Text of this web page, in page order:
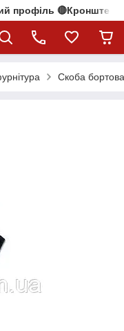
профіль
Скоба